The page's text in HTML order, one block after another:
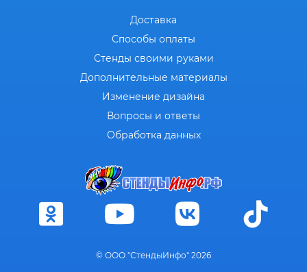
Доставка
Способы оплаты
Стенды своими руками
Дополнительные материалы
Изменение дизайна
Вопросы и ответы
Обработка данных
© ООО "СтендыИнфо" 2026